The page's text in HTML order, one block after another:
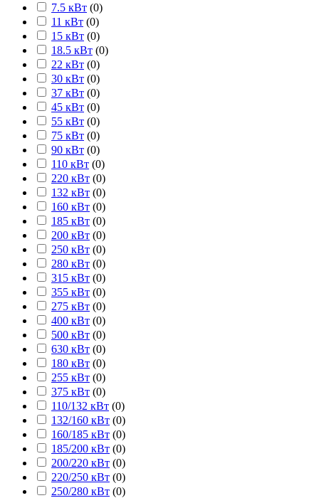
7.5 кВт (0)
11 кВт (0)
15 кВт (0)
18.5 кВт (0)
22 кВт (0)
30 кВт (0)
37 кВт (0)
45 кВт (0)
55 кВт (0)
75 кВт (0)
90 кВт (0)
110 кВт (0)
220 кВт (0)
132 кВт (0)
160 кВт (0)
185 кВт (0)
200 кВт (0)
250 кВт (0)
280 кВт (0)
315 кВт (0)
355 кВт (0)
275 кВт (0)
400 кВт (0)
500 кВт (0)
630 кВт (0)
180 кВт (0)
255 кВт (0)
375 кВт (0)
110/132 кВт (0)
132/160 кВт (0)
160/185 кВт (0)
185/200 кВт (0)
200/220 кВт (0)
220/250 кВт (0)
250/280 кВт (0)